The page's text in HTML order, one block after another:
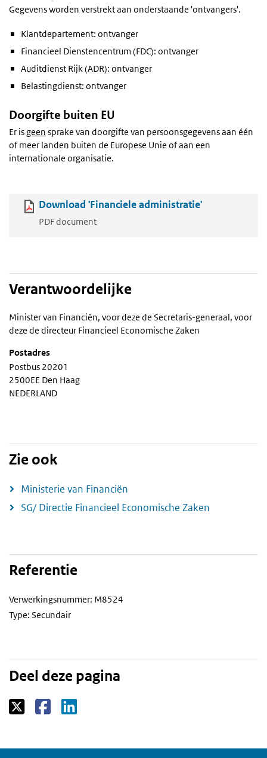
Gegevens worden verstrekt aan onderstaande 'ontvangers'.
Klantdepartement: ontvanger
Financieel Dienstencentrum (FDC): ontvanger
Auditdienst Rijk (ADR): ontvanger
Belastingdienst: ontvanger
Doorgifte buiten EU
Er isgeen sprake van doorgifte van persoonsgegevens aan één
of meer landen buiten de Europese Unie of aan een
internationale organisatie.
Download 'Financiele administratie'
PDF document
Verantwoordelijke
Minister van Financiën, voor deze de Secretaris-generaal, voor
deze de directeur Financieel Economische Zaken
Postadres
Postbus 20201
2500EE Den Haag
NEDERLAND
Zie ook
Ministerie van Financiën
SG/ Directie Financieel Economische Zaken
Referentie
Verwerkingsnummer: M8524
Type: Secundair
Deel deze pagina